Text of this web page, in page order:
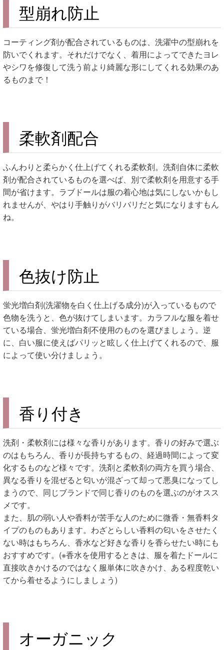
型崩れ防止
コーティング剤が配合されているものは、洗濯中の型崩れを
防いでくれます。それだけでなく、着用によってできたヨレ
やシワを修復して洗う前より綺麗な形にしてくれる効果のあ
るものまで！
柔軟剤配合
ふんわりと柔らかく仕上げてくれる柔軟剤。洗剤自体に柔軟
剤が配合されているものを選べば、別で柔軟剤を用意する手
間が省けます。ラブドールは服の着心地は気にしないかもし
れませんが、やはり手触りがバリバリだと気になりますもん
ね。
色抜け防止
蛍光増白剤(洗濯物を白く仕上げる成分)が入っているもので
色物を洗うと、色が抜けてしまいます。カラフルな服を着せ
ている場合、蛍光増白剤不使用のものを選びましょう。逆
に、白い服に使えばパリッと眩しく仕上げてくれるので、服
によって使い分けましょう。
香り付き
洗剤・柔軟剤には様々な香りがあります。香りの好みで選ぶ
のはもちろん、香りが長持ちするもの、経過時間によって変
化するものなど様々です。洗剤と柔軟剤の両方を買う場合、
異なる香りを混ぜると匂いが混ざって却って悪臭になってし
まうので、同じブランドで同じ香りのものを選ぶのがオスス
メです。
また、肌の弱い人や香料が苦手な人のために微香・無香料タ
イプのものもあります。わざとらしい香料の匂いをさせたく
ない時はもちろん、香水など好きな香りを香らせたい時にも
おすすめです。(※香水を使用するときは、服を着たドールに
直接吹きかけるのではなく服単体に吹きかけ、ある程度乾い
てから着せるようにしましょう)
オーガニック